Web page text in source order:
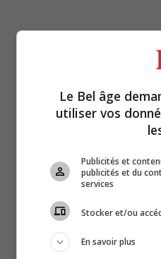
Le Bel âge
utiliser vos
Publicités et
publicités et du
services
Stocker et/ou
En savoir plus